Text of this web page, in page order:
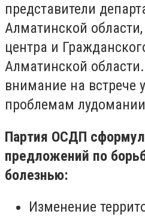
представители
Алматинской
центра и
Алматинской
внимание на встрече
проблемам
Партия ОСДП
предложений по
болезнью:
Изменение